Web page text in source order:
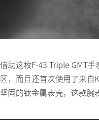
借助这枚F-43 Triple GMT
区，而且还首次使用了来
坚固的钛金属表壳，这款